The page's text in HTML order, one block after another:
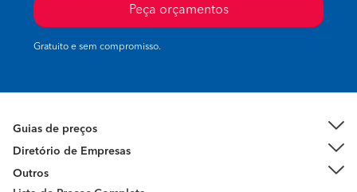
Peça orçamentos
Gratuito e sem compromisso.
Guias de preços
Diretório de Empresas
Outros